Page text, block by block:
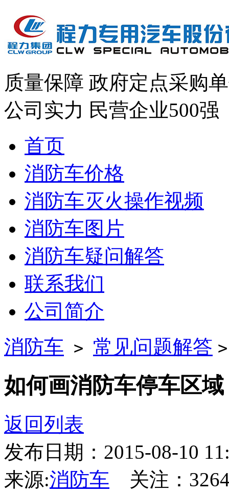
质量保障 政府定点采购
公司实力 民营企业500强
首页
消防车价格
消防车灭火操作视频
消防车图片
消防车疑问解答
联系我们
公司简介
消防车 > 常见问题解答
如何画消防车停车区域
返回列表
发布日期：2015-08-10
来源:消防车 关注：